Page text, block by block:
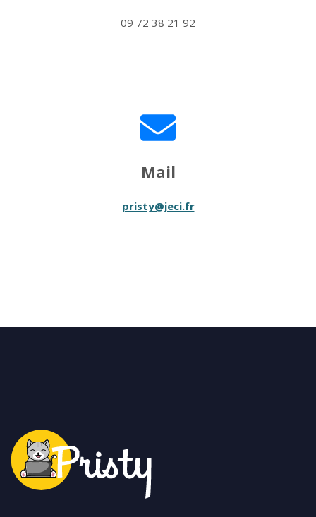
09 72 38 21 92
Mail
pristy@jeci.fr